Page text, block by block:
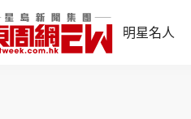
明星名人